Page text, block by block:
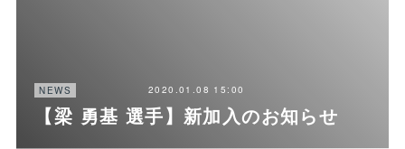
NEWS 2020.01.08 15:00
【梁 勇基 選手】新加入のお知らせ